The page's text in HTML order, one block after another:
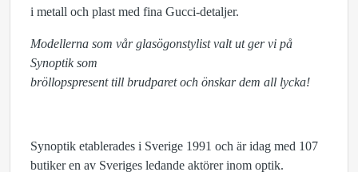
i metall och plast med fina Gucci-detaljer.
Modellerna som vår glasögonstylist valt ut ger vi på
Synoptik som
bröllopspresent till brudparet och önskar dem all lycka!
Synoptik etablerades i Sverige 1991 och är idag med 107
butiker en av Sveriges ledande aktörer inom optik.